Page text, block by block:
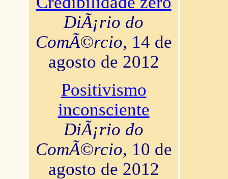
DiÃ¡rio do
ComÃ©rcio, 14 de
agosto de 2012
Positivismo
inconsciente
DiÃ¡rio do
ComÃ©rcio, 10 de
agosto de 2012